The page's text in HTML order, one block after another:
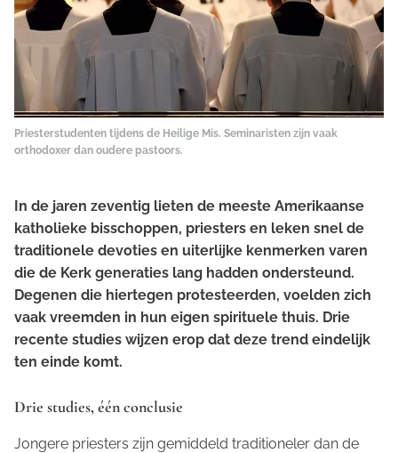
Priesterstudenten tijdens de Heilige Mis. Seminaristen zijn vaak
orthodoxer dan oudere pastoors.
In de jaren zeventig lieten de meeste Amerikaanse
katholieke bisschoppen, priesters en leken snel de
traditionele devoties en uiterlijke kenmerken varen
die de Kerk generaties lang hadden ondersteund.
Degenen die hiertegen protesteerden, voelden zich
vaak vreemden in hun eigen spirituele thuis. Drie
recente studies wijzen erop dat deze trend eindelijk
ten einde komt.
Drie studies, één conclusie
Jongere priesters zijn gemiddeld traditioneler dan de